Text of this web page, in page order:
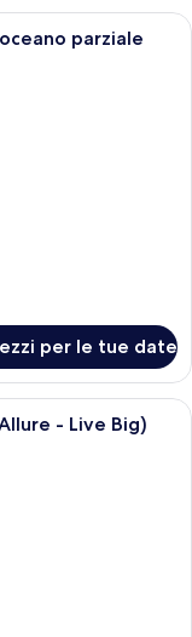
camera d'hotel con
parziale
per le tue date
d'albergo con un letto
- Live Big)